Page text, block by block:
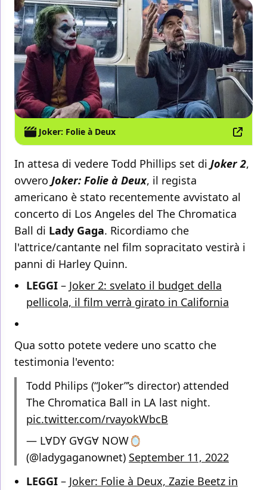
Joker: Folie à Deux
In attesa di vedere Todd Phillips set di Joker 2,
ovvero Joker: Folie à Deux, il regista
americano è stato recentemente avvistato al
concerto di Los Angeles del The Chromatica
Ball di Lady Gaga. Ricordiamo che
l'attrice/cantante nel film sopracitato vestirà i
panni di Harley Quinn.
LEGGI – Joker 2: svelato il budget della
pellicola, il film verrà girato in California
Qua sotto potete vedere uno scatto che
testimonia l'evento:
Todd Philips (“Joker”’s director) attended
The Chromatica Ball in LA last night.
pic.twitter.com/rvayokWbcB
— LⱯDY GⱯGⱯ NOW🪞
(@ladygaganownet) September 11, 2022
LEGGI – Joker: Folie à Deux, Zazie Beetz in